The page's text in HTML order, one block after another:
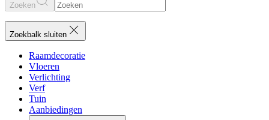
Zoeken
Zoekbalk sluiten
Raamdecoratie
Vloeren
Verlichting
Verf
Tuin
Aanbiedingen